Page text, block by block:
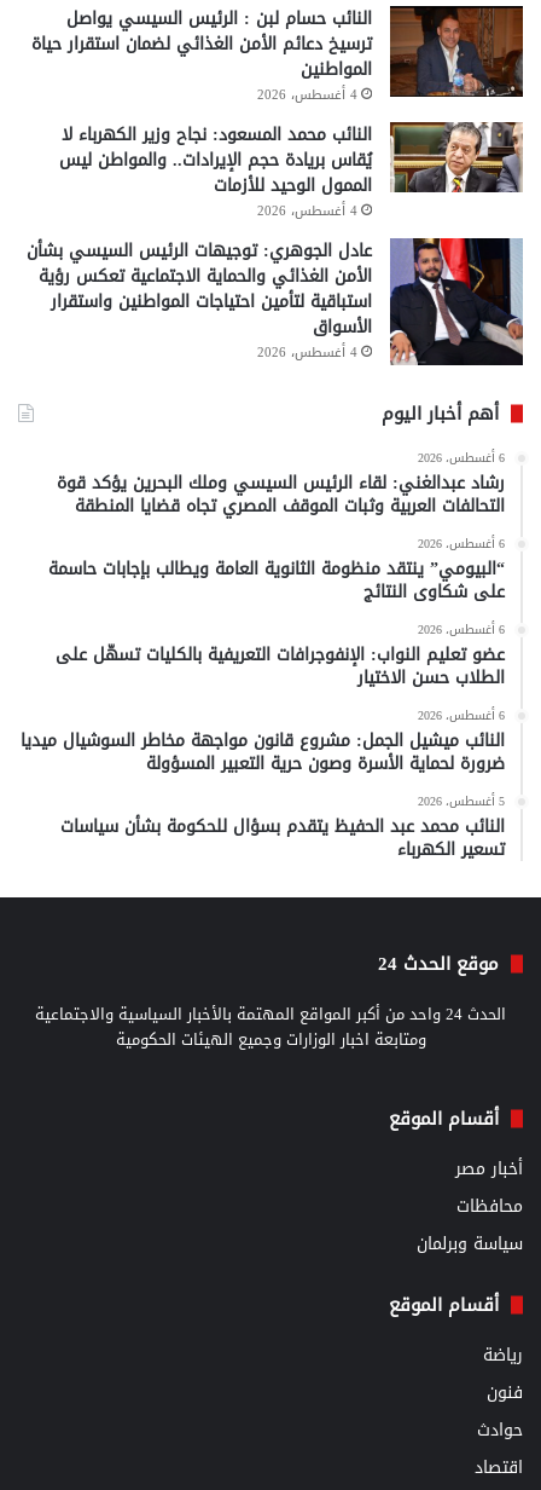
النائب حسام لبن : الرئيس السيسي يواصل
ترسيخ دعائم الأمن الغذائي لضمان استقرار حياة
المواطنين
4 أغسطس، 2026
النائب محمد المسعود: نجاح وزير الكهرباء لا
يُقاس بريادة حجم الإيرادات.. والمواطن ليس
الممول الوحيد للأزمات
4 أغسطس، 2026
عادل الجوهري: توجيهات الرئيس السيسي بشأن
الأمن الغذائي والحماية الاجتماعية تعكس رؤية
استباقية لتأمين احتياجات المواطنين واستقرار
الأسواق
4 أغسطس، 2026
أهم أخبار اليوم
6 أغسطس، 2026
رشاد عبدالغني: لقاء الرئيس السيسي وملك البحرين يؤكد قوة
التحالفات العربية وثبات الموقف المصري تجاه قضايا المنطقة
6 أغسطس، 2026
“البيومي” ينتقد منظومة الثانوية العامة ويطالب بإجابات حاسمة
على شكاوى النتائج
6 أغسطس، 2026
عضو تعليم النواب: الإنفوجرافات التعريفية بالكليات تسهّل على
الطلاب حسن الاختيار
6 أغسطس، 2026
النائب ميشيل الجمل: مشروع قانون مواجهة مخاطر السوشيال ميديا
ضرورة لحماية الأسرة وصون حرية التعبير المسؤولة
5 أغسطس، 2026
النائب محمد عبد الحفيظ يتقدم بسؤال للحكومة بشأن سياسات
تسعير الكهرباء
موقع الحدث 24
الحدث 24 واحد من أكبر المواقع المهتمة بالأخبار السياسية والاجتماعية
ومتابعة اخبار الوزارات وجميع الهيئات الحكومية
أقسام الموقع
أخبار مصر
محافظات
سياسة وبرلمان
أقسام الموقع
رياضة
فنون
حوادث
اقتصاد